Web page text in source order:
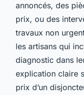
annoncés, des
prix, ou des
travaux non
les artisans qui
diagnostic dans
explication claire
prix d’un